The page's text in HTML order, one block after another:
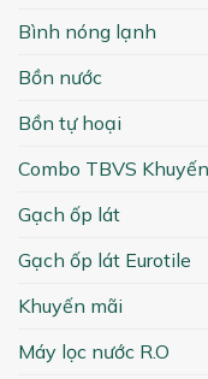
Bình nóng lạnh
Bồn nước
Bồn tự hoại
Combo TBVS
Gạch ốp lát
Gạch ốp lát Eurotile
Khuyến mãi
Máy lọc nước R.O